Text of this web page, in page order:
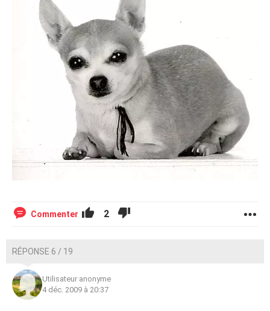
Commenter 2
RÉPONSE 6 / 19
Utilisateur anonyme
4 déc. 2009 à 20:37